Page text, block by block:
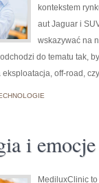
kontekstem
aut Jaguar i
wskazywać na
do tematu tak,
off-road, czy
i
MediluxClinic